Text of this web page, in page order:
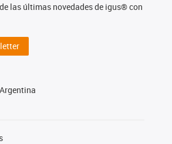
las últimas novedades de igus® con
Argentina